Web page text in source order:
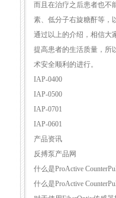
而且在治疗之后患者也不
素、低分子右旋糖酐等，
通过以上的介绍，相信大
提高患者的生活质量，所
术安全顺利的进行。
IAP-0400
IAP-0500
IAP-0701
IAP-0601
产品资讯
反搏泵产品网
什么是ProActive
什么是ProActive